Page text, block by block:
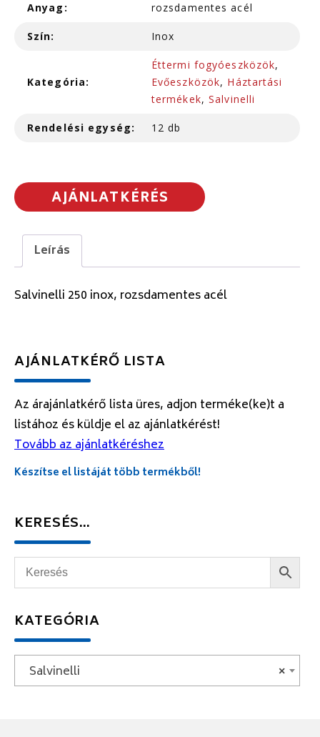
Anyag: rozsdamentes acél
Szín: Inox
Kategória:
Éttermi fogyóeszközök,
Evőeszközök, Háztartási
termékek,Salvinelli
Rendelési egység: 12 db
AJÁNLATKÉRÉS
Leírás
Salvinelli 250 inox, rozsdamentes acél
AJÁNLATKÉRŐ LISTA
Az árajánlatkérő lista üres, adjon terméke(ke)t a
listához és küldje el az ajánlatkérést!
Tovább az ajánlatkéréshez
Készítse el listáját több termékből!
KERESÉS…
KATEGÓRIA
×
Salvinelli